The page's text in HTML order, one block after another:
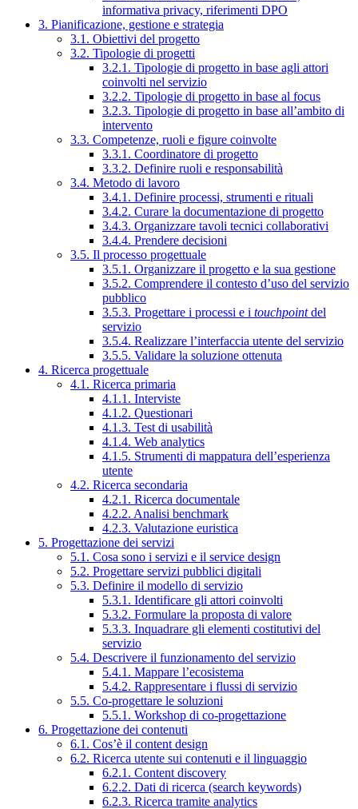
informativa privacy, riferimenti DPO
3. Pianificazione, gestione e strategia
3.1. Obiettivi del progetto
3.2. Tipologie di progetti
3.2.1. Tipologie di progetto in base agli attori
coinvolti nel servizio
3.2.2. Tipologie di progetto in base al focus
3.2.3. Tipologie di progetto in base all’ambito di
intervento
3.3. Competenze, ruoli e figure coinvolte
3.3.1. Coordinatore di progetto
3.3.2. Definire ruoli e responsabilità
3.4. Metodo di lavoro
3.4.1. Definire processi, strumenti e rituali
3.4.2. Curare la documentazione di progetto
3.4.3. Organizzare tavoli tecnici collaborativi
3.4.4. Prendere decisioni
3.5. Il processo progettuale
3.5.1. Organizzare il progetto e la sua gestione
3.5.2. Comprendere il contesto d’uso del servizio
pubblico
3.5.3. Progettare i processi e i touchpointdel
servizio
3.5.4. Realizzare l’interfaccia utente del servizio
3.5.5. Validare la soluzione ottenuta
4. Ricerca progettuale
4.1. Ricerca primaria
4.1.1. Interviste
4.1.2. Questionari
4.1.3. Test di usabilità
4.1.4. Web analytics
4.1.5. Strumenti di mappatura dell’esperienza
utente
4.2. Ricerca secondaria
4.2.1. Ricerca documentale
4.2.2. Analisi benchmark
4.2.3. Valutazione euristica
5. Progettazione dei servizi
5.1. Cosa sono i servizi e il service design
5.2. Progettare servizi pubblici digitali
5.3. Definire il modello di servizio
5.3.1. Identificare gli attori coinvolti
5.3.2. Formulare la proposta di valore
5.3.3. Inquadrare gli elementi costitutivi del
servizio
5.4. Descrivere il funzionamento del servizio
5.4.1. Mappare l’ecosistema
5.4.2. Rappresentare i flussi di servizio
5.5. Co-progettare le soluzioni
5.5.1. Workshop di co-progettazione
6. Progettazione dei contenuti
6.1. Cos’è il content design
6.2. Ricerca utente sui contenuti e il linguaggio
6.2.1. Content discovery
6.2.2. Dati di ricerca (search keywords)
6.2.3. Ricerca tramite analytics